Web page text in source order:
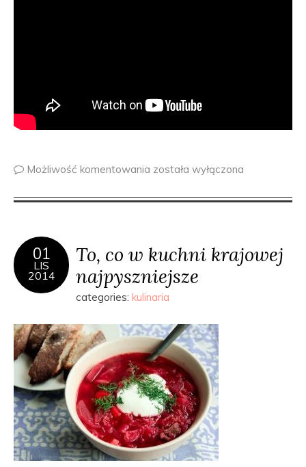
Możliwość komentowania została wyłączona
01
LIS
2014
To, co w kuchni krajowej
najpyszniejsze
categories: kulinaria